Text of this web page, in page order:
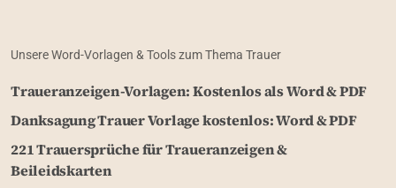
Unsere Word-Vorlagen & Tools zum Thema Trauer
Traueranzeigen-Vorlagen: Kostenlos als Word & PDF
Danksagung Trauer Vorlage kostenlos: Word & PDF
221 Trauersprüche für Traueranzeigen &
Beileidskarten